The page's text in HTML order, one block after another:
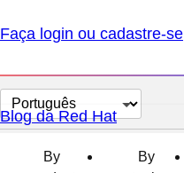
Faça login ou cadastre-se
Selecionar
idioma
Blog da Red Hat
By
By